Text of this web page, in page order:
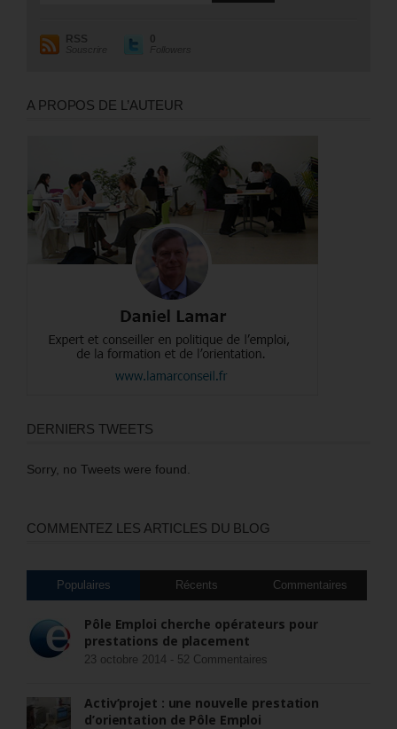
RSS
Souscrire
0
Followers
A PROPOS DE L’AUTEUR
DERNIERS TWEETS
Sorry, no Tweets were found.
COMMENTEZ LES ARTICLES DU BLOG
Populaires Récents Commentaires
Pôle Emploi cherche opérateurs pour
prestations de placement
23 octobre 2014 - 52 Commentaires
Activ’projet : une nouvelle prestation
d’orientation de Pôle Emploi